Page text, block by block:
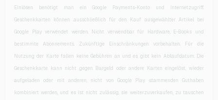
Einlösen benötigt man ein Google Payments-Konto und Internetzugriff.
Geschenkkarten können ausschließlich für den Kauf ausgewählter Artikel bei
Google Play verwendet werden. Nicht verwendbar für Hardware, E-Books und
bestimmte Abonnements. Zukünftige Einschränkungen vorbehalten. Für die
Nutzung der Karte fallen keine Gebühren an und es gibt kein Ablaufdatum. Die
Geschenkkarte kann nicht gegen Bargeld oder andere Karten eingelöst, wieder
aufgeladen oder mit anderen, nicht von Google Play stammenden Guthaben
kombiniert werden, und es ist nicht zulässig, sie weiterzuverkaufen, zu tauschen